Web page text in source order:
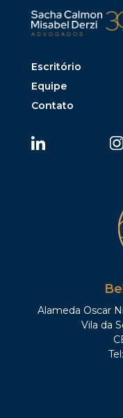
Escritório
Equipe
Contato
Alameda Oscar
Vila da